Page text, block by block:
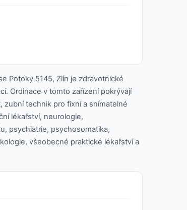
Potoky 5145, Zlín je zdravotnické
Ordinace v tomto zařízení pokrývají
technik pro fixní a snímatelné
lékařství, neurologie,
psychiatrie, psychosomatika,
všeobecné praktické lékařství a